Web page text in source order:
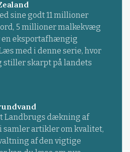
sine godt 11 millioner
5 millioner malkekvæg
en eksportafhængig
med i denne serie, hvor
stiller skarpt på landets
Landbrugs dækning af
samler artikler om kvalitet,
af den vigtige